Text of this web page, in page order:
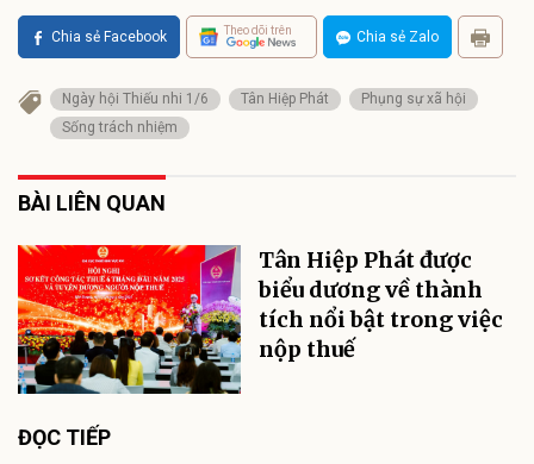
Chia sẻ Facebook Theo dõi trên Chia sẻ Zalo
Ngày hội Thiếu nhi 1/6 Tân Hiệp Phát
Phụng sự xã hội
Sống trách nhiệm
BÀI LIÊN QUAN
Tân Hiệp Phát được
biểu dương về thành
tích nổi bật trong việc
nộp thuế
ĐỌC TIẾP